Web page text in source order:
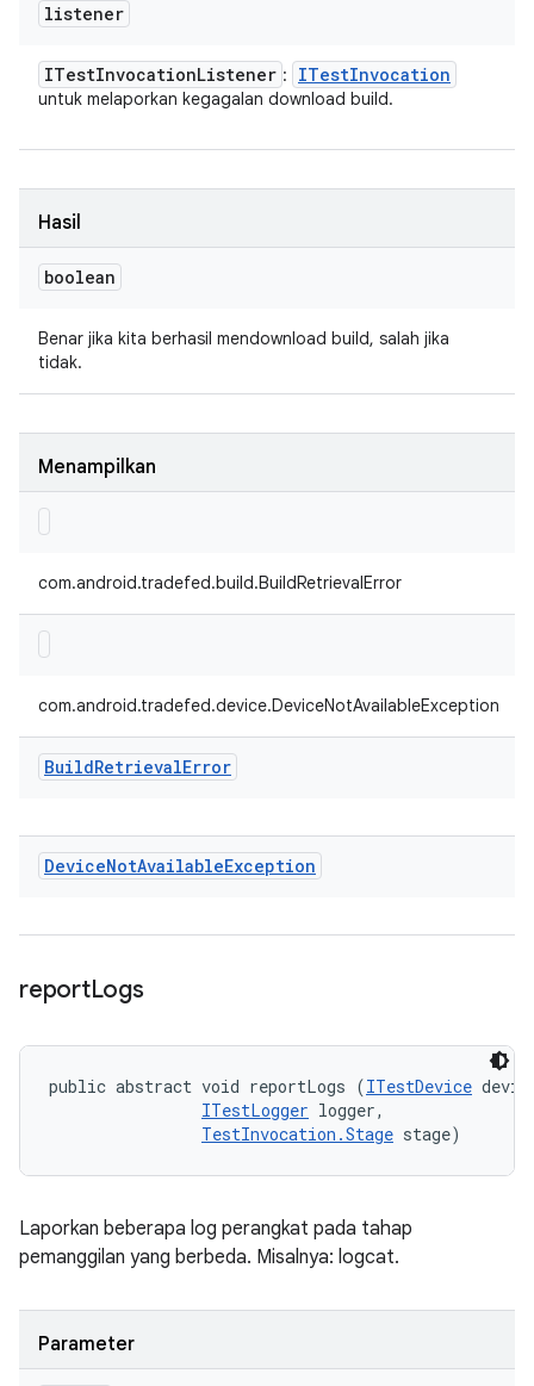
listener
ITestInvocationListener : ITestInvocation
untuk melaporkan kegagalan download build.
Hasil
boolean
Benar jika kita berhasil mendownload build, salah jika
tidak.
Menampilkan
com.android.tradefed.build.BuildRetrievalError
com.android.tradefed.device.DeviceNotAvailableException
BuildRetrievalError
DeviceNotAvailableException
reportLogs
public abstract void reportLogs (ITestDevice
ITestLogger logger,
TestInvocation.Stage stage)
Laporkan beberapa log perangkat pada tahap
pemanggilan yang berbeda. Misalnya: logcat.
Parameter